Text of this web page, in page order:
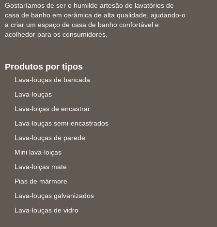
Gostaríamos de ser o humilde artesão de lavatórios de
casa de banho em cerâmica de alta qualidade, ajudando-o
a criar um espaço de casa de banho confortável e
acolhedor para os consumidores.
Produtos por tipos
Lava-louças de bancada
Lava-louças
Lava-loiças de encastrar
Lava-louças semi-encastrados
Lava-louças de parede
Mini lava-loiças
Lava-loiças mate
Pias de mármore
Lava-louças galvanizados
Lava-louças de vidro